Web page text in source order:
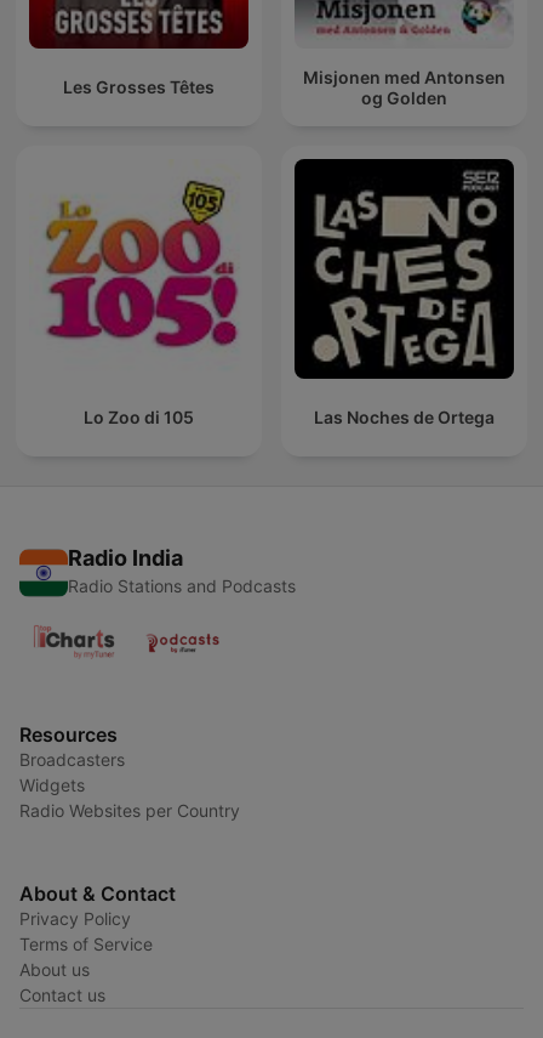
Les Grosses Têtes
Misjonen med Antonsen
og Golden
Lo Zoo di 105 Las Noches de Ortega
Radio India
Radio Stations and Podcasts
Resources
Broadcasters
Widgets
Radio Websites per Country
About & Contact
Privacy Policy
Terms of Service
About us
Contact us